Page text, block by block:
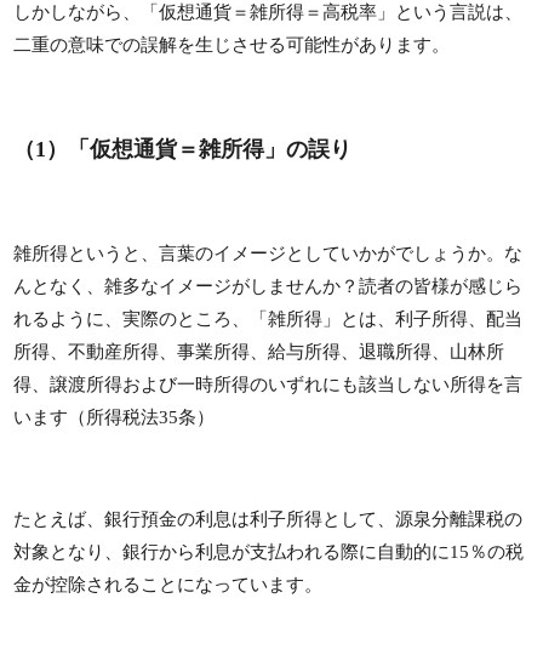
しかしながら、「仮想通貨＝雑所得＝高税率」という言説は、
二重の意味での誤解を生じさせる可能性があります。
（1）「仮想通貨＝雑所得」の誤り
雑所得というと、言葉のイメージとしていかがでしょうか。な
んとなく、雑多なイメージがしませんか？読者の皆様が感じら
れるように、実際のところ、「雑所得」とは、利子所得、配当
所得、不動産所得、事業所得、給与所得、退職所得、山林所
得、譲渡所得および一時所得のいずれにも該当しない所得を言
います（所得税法35条）
たとえば、銀行預金の利息は利子所得として、源泉分離課税の
対象となり、銀行から利息が支払われる際に自動的に15％の税
金が控除されることになっています。